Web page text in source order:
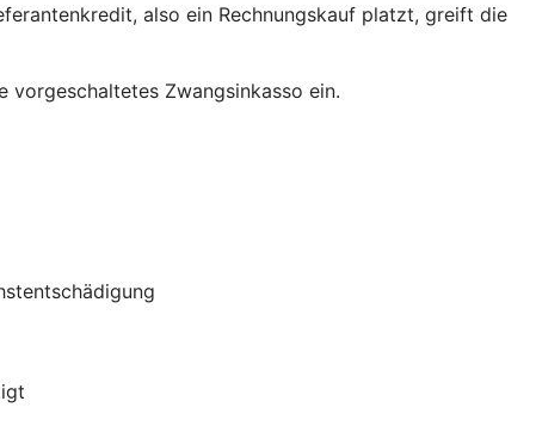
also ein Rechnungskauf platzt, greift die
vorgeschaltetes Zwangsinkasso ein.